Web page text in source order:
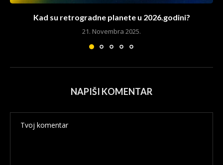
Kad su retrogradne planete u 2026.godini?
21. Novembra 2025.
NAPIŠI KOMENTAR